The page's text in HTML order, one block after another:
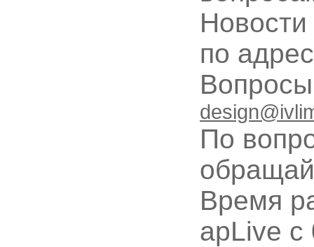
по
По
Время
apLive c